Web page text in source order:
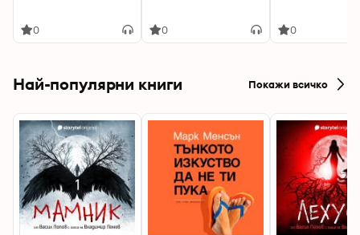
0 0 0
Най-популярни книги Покажи всичко